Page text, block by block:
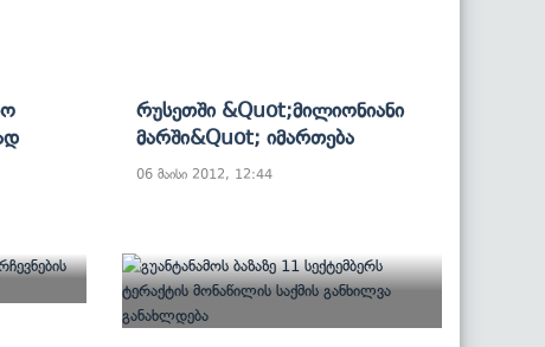
Რუსეთში &quot;მილიონიანი
Მარში&quot; Იმართება
06 მაისი 2012, 12:44